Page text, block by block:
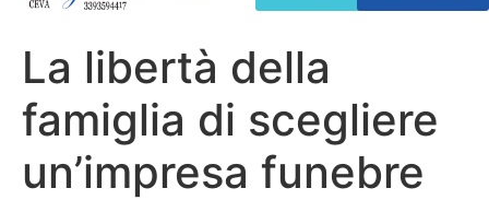
La libertà della
famiglia di scegliere
un’impresa funebre